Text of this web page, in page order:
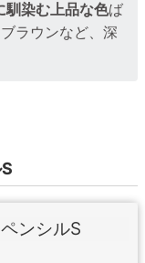
馴染む上品な色ば
ラウンなど、深
ンシルS